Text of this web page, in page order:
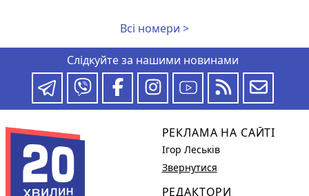
Всі номери >
Слідкуйте за нашими новинами
РЕКЛАМА НА САЙТІ
Ігор Леськів
Звернутися
РЕДАКТОРИ